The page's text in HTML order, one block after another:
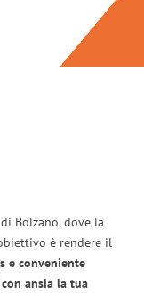
Bolzano, dove la
è rendere il
e conveniente
ansia la tua